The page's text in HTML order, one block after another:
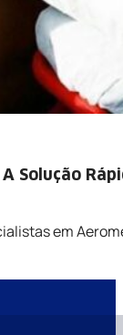
Solução
em